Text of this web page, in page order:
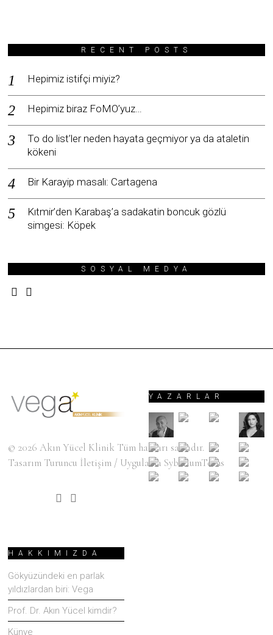
RECENT POSTS
Hepimiz istifçi miyiz?
Hepimiz biraz FoMO’yuz…
To do list’ler neden hayata geçmiyor ya da ataletin
kökeni
Bir Karayip masalı: Cartagena
Kıtmir’den Karabaş’a sadakatin boncuk gözlü
simgesi: Köpek
SOSYAL MEDYA
© 2026Akın Yücel Klinik Tüm hakları saklıdır.
Tasarım Turuncu İletişim / Uygulama SyberiumTechs
YAZARLAR
HAKKIMIZDA
Gökyüzündeki en parlak
yıldızlardan biri: Vega
Prof. Dr. Akın Yücel kimdir?
Künye